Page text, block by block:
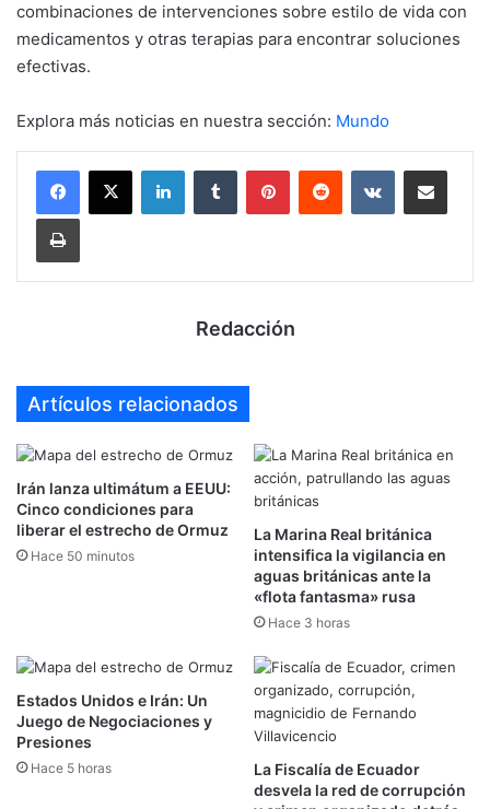
combinaciones de intervenciones sobre estilo de vida con
medicamentos y otras terapias para encontrar soluciones
efectivas.
Explora más noticias en nuestra sección: Mundo
LinkedInTumblr PinterestReddit VKontakteCompartir por mail
Imprimir
Redacción
Artículos relacionados
Irán lanza ultimátum a EEUU:
Cinco condiciones para
liberar el estrecho de Ormuz
Hace 50 minutos
La Marina Real británica
intensifica la vigilancia en
aguas británicas ante la
«flota fantasma» rusa
Hace 3 horas
Estados Unidos e Irán: Un
Juego de Negociaciones y
Presiones
Hace 5 horas
La Fiscalía de Ecuador
desvela la red de corrupción